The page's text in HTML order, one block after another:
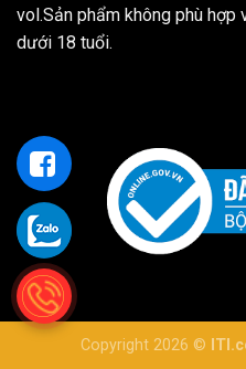
vol.Sản phẩm không phù hợp
dưới 18 tuổi.
Copyright 2026 ©